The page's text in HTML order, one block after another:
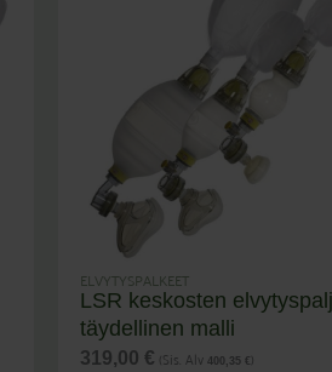
ELVYTYSPALKEET
LSR keskosten
täydellinen malli
319,00€ (Sis. Alv400,35 € )